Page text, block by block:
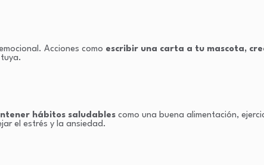
Acciones como escribir una carta a tu mascota,
hábitos saludables como una buena alimentación,
el estrés y la ansiedad.